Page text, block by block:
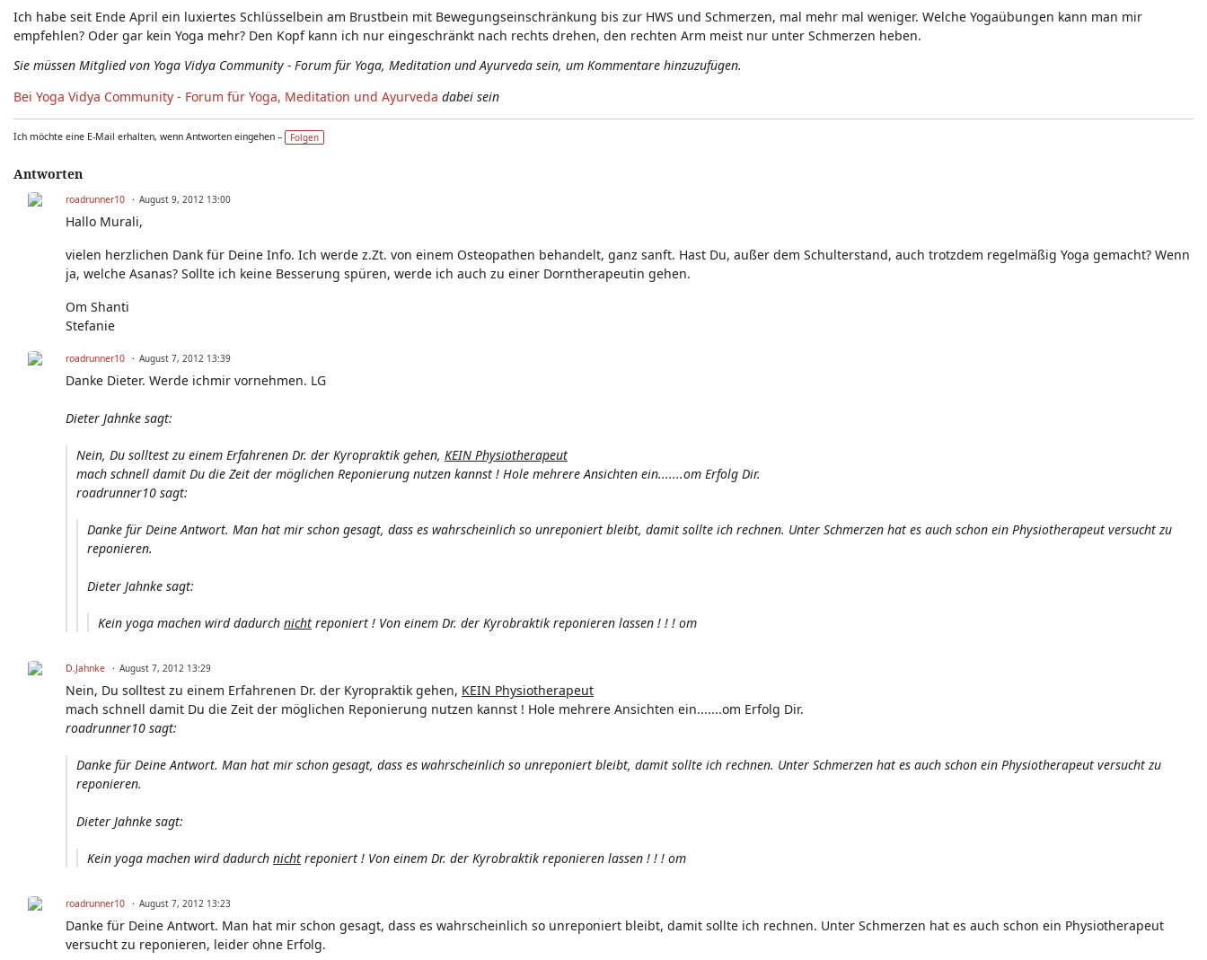
Ich habe seit Ende April ein luxiertes Schlüsselbein am Brustbein mit Bewegungseinschränkung bis zur HWS und Schmerzen, mal mehr mal weniger. Welche Yogaübungen kann man mir
empfehlen? Oder gar kein Yoga mehr? Den Kopf kann ich nur eingeschränkt nach rechts drehen, den rechten Arm meist nur unter Schmerzen heben.
Sie müssen Mitglied von Yoga Vidya Community - Forum für Yoga, Meditation und Ayurveda sein, um Kommentare hinzuzufügen.
Bei Yoga Vidya Community - Forum für Yoga, Meditation und Ayurveda dabei sein
Ich möchte eine E-Mail erhalten, wenn Antworten eingehen – Folgen
Antworten
roadrunner10 August 9, 2012 13:00
Hallo Murali,
vielen herzlichen Dank für Deine Info. Ich werde z.Zt. von einem Osteopathen behandelt, ganz sanft. Hast Du, außer dem Schulterstand, auch trotzdem regelmäßig Yoga gemacht? Wenn
ja, welche Asanas? Sollte ich keine Besserung spüren, werde ich auch zu einer Dorntherapeutin gehen.
Om Shanti
Stefanie
roadrunner10 August 7, 2012 13:39
Danke Dieter. Werde ichmir vornehmen. LG
Dieter Jahnke sagt:
Nein, Du solltest zu einem Erfahrenen Dr. der Kyropraktik gehen, KEIN Physiotherapeut
mach schnell damit Du die Zeit der möglichen Reponierung nutzen kannst ! Hole mehrere Ansichten ein.......om Erfolg Dir.
roadrunner10 sagt:
Danke für Deine Antwort. Man hat mir schon gesagt, dass es wahrscheinlich so unreponiert bleibt, damit sollte ich rechnen. Unter Schmerzen hat es auch schon ein Physiotherapeut versucht zu
reponieren.
Dieter Jahnke sagt:
Kein yoga machen wird dadurch nicht reponiert ! Von einem Dr. der Kyrobraktik reponieren lassen ! ! ! om
D.Jahnke August 7, 2012 13:29
Nein, Du solltest zu einem Erfahrenen Dr. der Kyropraktik gehen, KEIN Physiotherapeut
mach schnell damit Du die Zeit der möglichen Reponierung nutzen kannst ! Hole mehrere Ansichten ein.......om Erfolg Dir.
roadrunner10 sagt:
Danke für Deine Antwort. Man hat mir schon gesagt, dass es wahrscheinlich so unreponiert bleibt, damit sollte ich rechnen. Unter Schmerzen hat es auch schon ein Physiotherapeut versucht zu
reponieren.
Dieter Jahnke sagt:
Kein yoga machen wird dadurch nicht reponiert ! Von einem Dr. der Kyrobraktik reponieren lassen ! ! ! om
roadrunner10 August 7, 2012 13:23
Danke für Deine Antwort. Man hat mir schon gesagt, dass es wahrscheinlich so unreponiert bleibt, damit sollte ich rechnen. Unter Schmerzen hat es auch schon ein Physiotherapeut
versucht zu reponieren, leider ohne Erfolg.